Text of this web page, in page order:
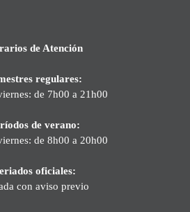
de Atención
regulares:
de 7h00 a 21h00
de verano:
de 8h00 a 20h00
oficiales:
con aviso previo